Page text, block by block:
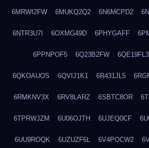
6MRWI2FW 6MUKQ2Q2 6N6MCPD2
6NTR3U7I 6OXMG49D 6PHYGAFF
6PPNPOF5 6Q23B2FW 6QE19FL3
6QKOAUOS 6QVIJ1K1 6R431JL5
6RMKNV3X 6RV8LARZ 6SBTC8OR
6TPRWJZM 6U06OJTH 6UJEQ0CF
6UU9ROQK 6UZUZF6L 6V4POCW2